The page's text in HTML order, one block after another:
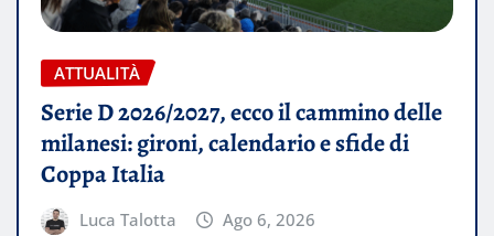
ATTUALITÀ
Serie D 2026/2027, ecco il cammino delle
milanesi: gironi, calendario e sfide di
Coppa Italia
Luca Talotta Ago 6, 2026